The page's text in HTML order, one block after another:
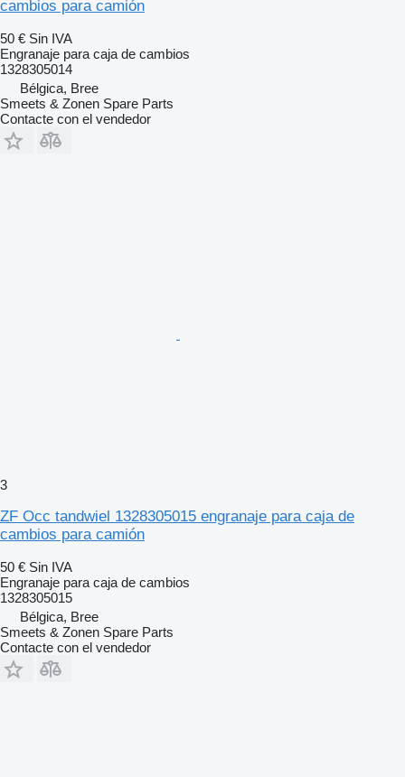
cambios para camión
50 € Sin IVA
Engranaje para caja de cambios
1328305014
Bélgica, Bree
Smeets & Zonen Spare Parts
Contacte con el vendedor
3
ZF Occ tandwiel 1328305015 engranaje para caja de
cambios para camión
50 € Sin IVA
Engranaje para caja de cambios
1328305015
Bélgica, Bree
Smeets & Zonen Spare Parts
Contacte con el vendedor